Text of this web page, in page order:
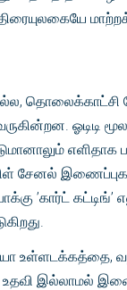
ஓடிடி
எளிதாக
சேனல்
’கார்ட் கட்டிங்’
உள்ளடக்கத்தை,
உதவி இல்லாமல்